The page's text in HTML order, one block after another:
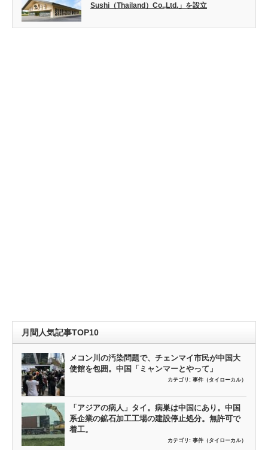
Sushi（Thailand）Co.,Ltd.」を設立
月間人気記事TOP10
メコン川の汚染問題で、チェンマイ市民が中国大
使館を包囲。中国「ミャンマーとやって」
カテゴリ: 事件（タイローカル）
「アジアの病人」タイ。病巣は中国にあり。中国
系企業の鉱石加工工場の建設停止処分。無許可で
着工。
カテゴリ: 事件（タイローカル）